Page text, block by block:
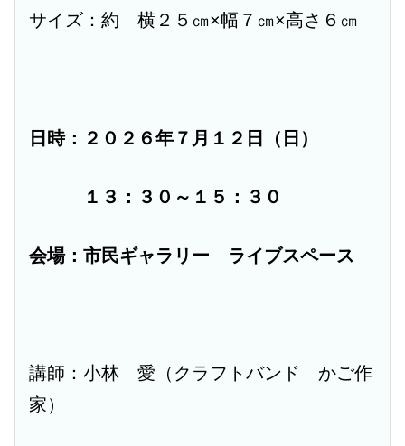
サイズ：約 横２５㎝×幅７㎝×高さ６㎝
日時：２０２６年７月１２日（日）
１３：３０～１５：３０
会場：市民ギャラリー ライブスペース
講師：小林 愛（クラフトバンド かご作
家）